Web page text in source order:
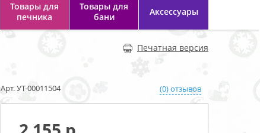
Товары для
печника
Товары для
бани
Аксессуары
Печатная версия
Арт. УТ-00011504 (0) отзывов